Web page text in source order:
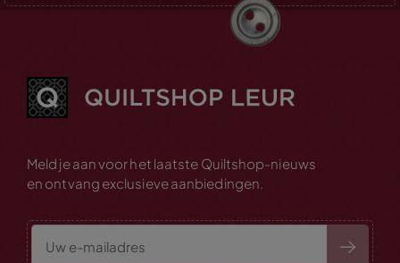
Meld je aan voor het laatste Quiltshop-nieuws
en ontvang exclusieve aanbiedingen.